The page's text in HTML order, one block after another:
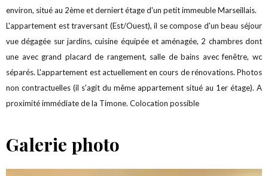
environ, situé au 2ème et derniert étage d'un petit immeuble Marseillais.
L'appartement est traversant (Est/Ouest), il se compose d'un beau séjour
vue dégagée sur jardins, cuisine équipée et aménagée, 2 chambres dont
une avec grand placard de rangement, salle de bains avec fenêtre, wc
séparés. L'appartement est actuellement en cours de rénovations. Photos
non contractuelles (il s'agit du même appartement situé au 1er étage). A
proximité immédiate de la Timone. Colocation possible
Galerie photo